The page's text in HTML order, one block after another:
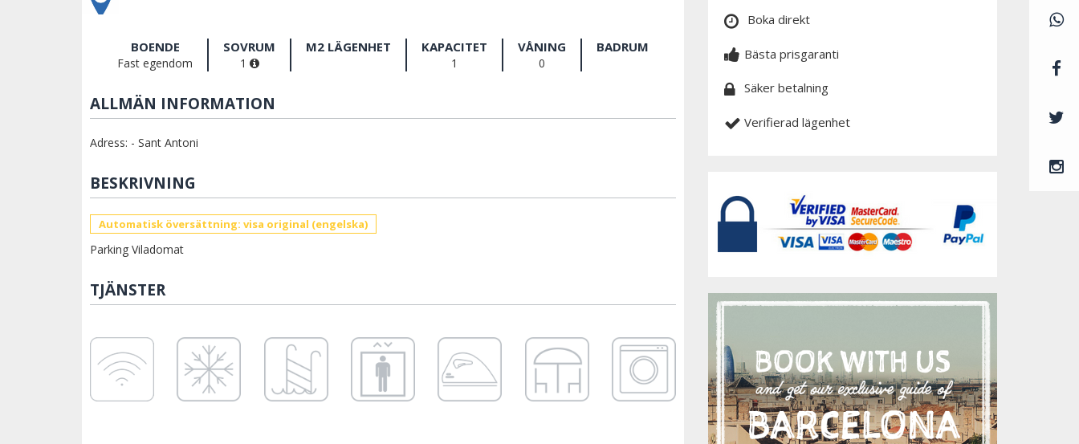
Boka direkt
Bästa prisgaranti
Säker betalning
Verifierad lägenhet
BOENDE
Fast egendom
SOVRUM
1
M2 LÄGENHET KAPACITET
1
VÅNING
0
BADRUM
ALLMÄN INFORMATION
Adress: - Sant Antoni
BESKRIVNING
Automatisk översättning: visa original (engelska)
Parking Viladomat
TJÄNSTER